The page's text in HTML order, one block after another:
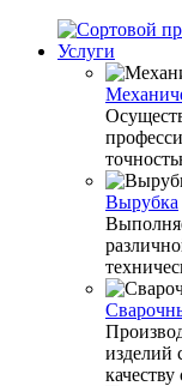
Услуги
Вырубка
изделий